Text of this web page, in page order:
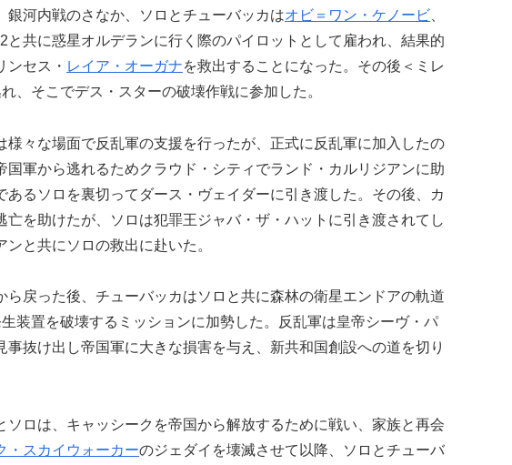
河内戦のさなか、ソロとチューバッカはオビ＝ワン・ケノービ
と共に惑星オルデランに行く際のパイロットとして雇われ、結果的
ンセス・ レイア・オーガナを救出することになった。その後＜ミレ
、そこでデス・スターの破壊作戦に参加した。
々な場面で反乱軍の支援を行ったが、正式に反乱軍に加入したの
軍から逃れるためクラウド・シティでランド・カルリジアンに助
るソロを裏切ってダース・ヴェイダーに引き渡した。その後、カ
を助けたが、ソロは犯罪王ジャバ・ザ・ハットに引き渡されてし
と共にソロの救出に赴いた。
戻った後、チューバッカはソロと共に森林の衛星エンドアの軌道
装置を破壊するミッションに加勢した。反乱軍は皇帝シーヴ・パ
抜け出し帝国軍に大きな損害を与え、新共和国創設への道を切り
ロは、キャッシークを帝国から解放するために戦い、家族と再会
・スカイウォーカーのジェダイを壊滅させて以降、ソロとチューバ